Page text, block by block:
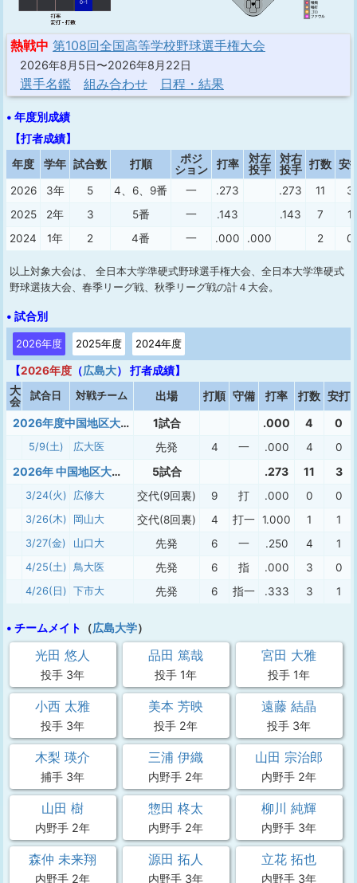
0-1
熱戦中 第108回全国高等学校野球選手権大会
2026年8月5日〜2026年8月22日
選手名鑑 組み合わせ 日程・結果
• 年度別成績
【打者成績】
年度
学年 試合数 打順
ポジ
ション
打率
対左
投手
対右
投手 打数 安
2026 3年 5 4、6、9番 一 .273 .273 11
3
2025
2年 3 5番 一 .143 .143 7
1
2024
1年 2 4番 一 .000 .000 2 0
以上対象大会は、 全日本大学準硬式野球選手権大会、全日本大学準硬式
野球選抜大会、春季リーグ戦、秋季リーグ戦の計４大会。
• 試合別
2026年度 2025年度 2024年度
【2026年度 （広島大） 打者成績】
大
会
試合日 対戦チーム 出場 打順 守備 打率 打数 安打
2026年度中国地区大学準硬式野球連盟 春季リーグ戦入れ替え戦 1試合 .000 4 0
5/9(土) 広大医 先発 4 一 .000 4 0
2026年 中国地区大学準硬式春季（１部） 5試合 .273 11 3
3/24(火) 広修大 交代(9回裏) 9 打 .000 0 0
3/26(木) 岡山大 交代(8回裏) 4 打一 1.000 1 1
3/27(金) 山口大 先発 6 一 .250 4 1
4/25(土) 鳥大医 先発 6 指 .000 3 0
4/26(日) 下市大 先発 6 指一 .333 3 1
• チームメイト （広島大学）
光田 悠人
投手 3年
品田 篤哉
投手 1年
宮田 大雅
投手 1年
小西 太雅
投手 3年
美本 芳映
投手 2年
遠藤 結晶
投手 3年
木梨 瑛介
捕手 3年
三浦 伊織
内野手 2年
山田 宗治郎
内野手 2年
山田 樹
内野手 2年
惣田 柊太
内野手 2年
柳川 純輝
内野手 3年
森仲 未来翔
内野手 2年
源田 拓人
内野手 3年
立花 拓也
内野手 3年